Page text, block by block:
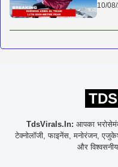
10/
TDS
TdsVirals.In: आपका
टेक्नोलॉजी, फाइनेंस, मनोरंजन,
और